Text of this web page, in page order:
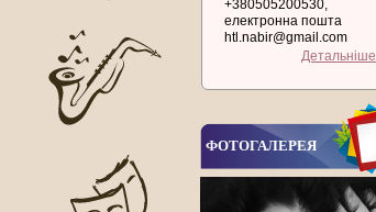
+380505200530,
електронна пошта
htl.nabir@gmail.com
Детальніше
ФОТОГАЛЕРЕЯ